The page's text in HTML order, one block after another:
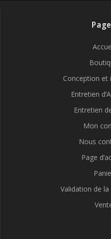
Conception et
Entretien
Entretien
Mon
Nous
Page
Validation de